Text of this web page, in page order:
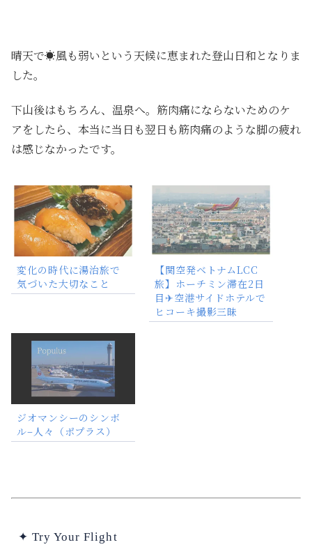
晴天で☀️風も弱いという天候に恵まれた登山日和となりま
した。
下山後はもちろん、温泉へ。筋肉痛にならないためのケ
アをしたら、本当に当日も翌日も筋肉痛のような脚の疲れ
は感じなかったです。
変化の時代に湯治旅で
気づいた大切なこと
【関空発ベトナムLCC
旅】ホーチミン滞在2日
目✈空港サイドホテルで
ヒコーキ撮影三昧
ジオマンシーのシンボ
ル–人々（ポプラス）
✦ Try Your Flight